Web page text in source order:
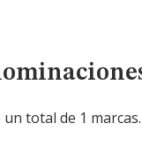
total de 1 marcas.